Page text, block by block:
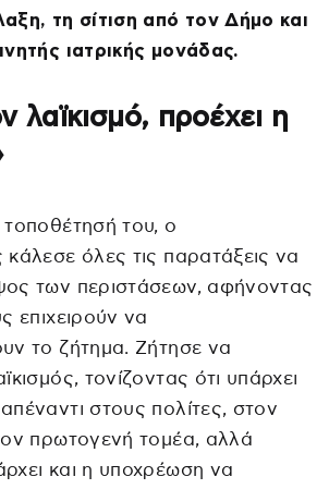
τη σίτιση από τον Δήμο και
ιατρικής μονάδας.
λαϊκισμό, προέχει η
τοποθέτησή του, ο
κάλεσε όλες τις παρατάξεις να
των περιστάσεων, αφήνοντας
επιχειρούν να
το ζήτημα. Ζήτησε να
τονίζοντας ότι υπάρχει
στους πολίτες, στον
πρωτογενή τομέα, αλλά
και η υποχρέωση να